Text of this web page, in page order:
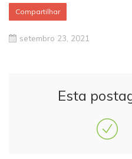
Compartilhar
setembro 23, 2021
Esta